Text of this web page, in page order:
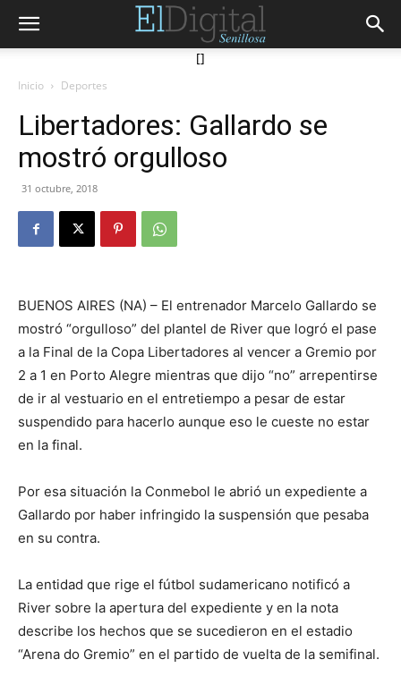
[]
Inicio Deportes
Libertadores: Gallardo se
mostró orgulloso
31 octubre, 2018
BUENOS AIRES (NA) – El entrenador Marcelo Gallardo se
mostró “orgulloso” del plantel de River que logró el pase
a la Final de la Copa Libertadores al vencer a Gremio por
2 a 1 en Porto Alegre mientras que dijo “no” arrepentirse
de ir al vestuario en el entretiempo a pesar de estar
suspendido para hacerlo aunque eso le cueste no estar
en la final.
Por esa situación la Conmebol le abrió un expediente a
Gallardo por haber infringido la suspensión que pesaba
en su contra.
La entidad que rige el fútbol sudamericano notificó a
River sobre la apertura del expediente y en la nota
describe los hechos que se sucedieron en el estadio
“Arena do Gremio” en el partido de vuelta de la semifinal.